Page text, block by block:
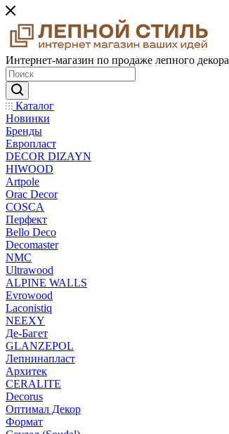
Интернет-магазин по продаже лепного декора
Каталог
Новинки
Бренды
Европласт
DECOR DIZAYN
HIWOOD
Artpole
Orac Decor
COSCA
Перфект
Bello Deco
Decomaster
NMС
Ultrawood
ALPINE WALLS
Evrowood
Laconistiq
NEEXY
Де-Багет
GLANZEPOL
Лепнинапласт
Архитек
CERALITE
Decorus
Оптимал Декор
Формат